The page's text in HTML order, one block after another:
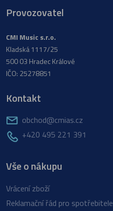
Provozovatel
CMI Music s.r.o.
Kladská 1117/25
500 03 Hradec Králové
IČO: 25278851
Kontakt
obchod@cmias.cz
+420 495 221 391
Vše o nákupu
Vrácení zboží
Reklamační řád pro spotřebitele